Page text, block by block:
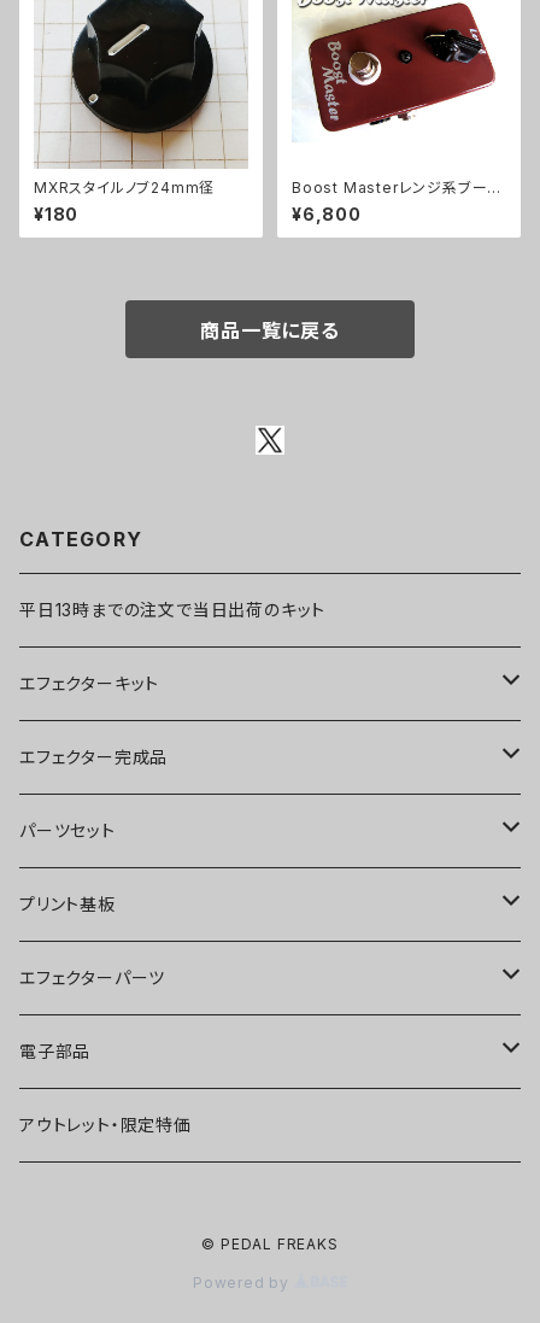
MXRスタイルノブ24mm径
¥180
Boost Masterレンジ系ブース
ターキット【BASIC KIT】
¥6,800
商品一覧に戻る
CATEGORY
平日13時までの注文で当日出荷のキット
エフェクターキット
ブースター
オーバードライブ
ディストーション
ファズ
プリアンプ
空間系
エフェクター完成品
ブースター
オーバードライブ
ディストーション
ファズ
空間系
パーツセット
ブースター
オーバードライブ
ディストーション
ファズ
プリント基板
オーバードライブ
ディストーション
ファズ
エフェクターパーツ
スイッチ
ジャック
電子部品
IC
アウトレット・限定特価
© PEDAL FREAKS
Powered by